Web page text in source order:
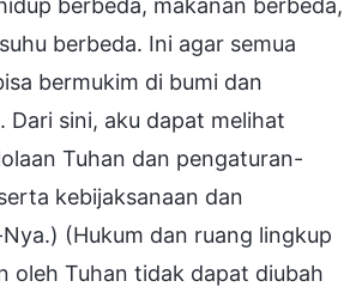
berbeda. Ini agar semua
bermukim di bumi dan
Dari sini, aku dapat melihat
Tuhan dan pengaturan-
kebijaksanaan dan
(Hukum dan ruang lingkup
oleh Tuhan tidak dapat diubah